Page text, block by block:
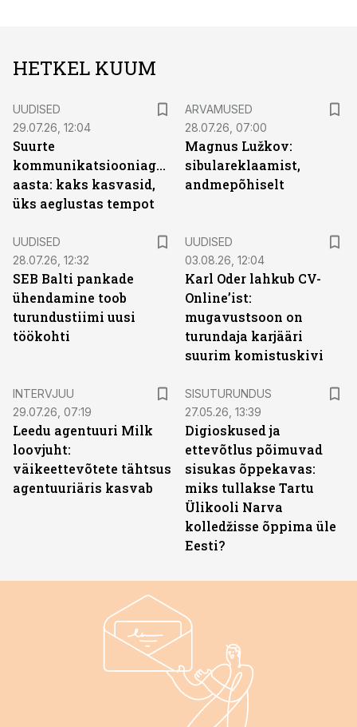
HETKEL KUUM
UUDISED
29.07.26, 12:04
Suurte
kommunikatsiooniagentuuride
aasta: kaks kasvasid,
üks aeglustas tempot
ARVAMUSED
28.07.26, 07:00
Magnus Lužkov:
sibulareklaamist,
andmepõhiselt
UUDISED
28.07.26, 12:32
SEB Balti pankade
ühendamine toob
turundustiimi uusi
töökohti
UUDISED
03.08.26, 12:04
Karl Oder lahkub CV-
Online’ist:
mugavustsoon on
turundaja karjääri
suurim komistuskivi
INTERVJUU
29.07.26, 07:19
Leedu agentuuri Milk
loovjuht:
väikeettevõtete tähtsus
agentuuriäris kasvab
SISUTURUNDUS
27.05.26, 13:39
Digioskused ja
ettevõtlus põimuvad
sisukas õppekavas:
miks tullakse Tartu
Ülikooli Narva
kolledžisse õppima üle
Eesti?